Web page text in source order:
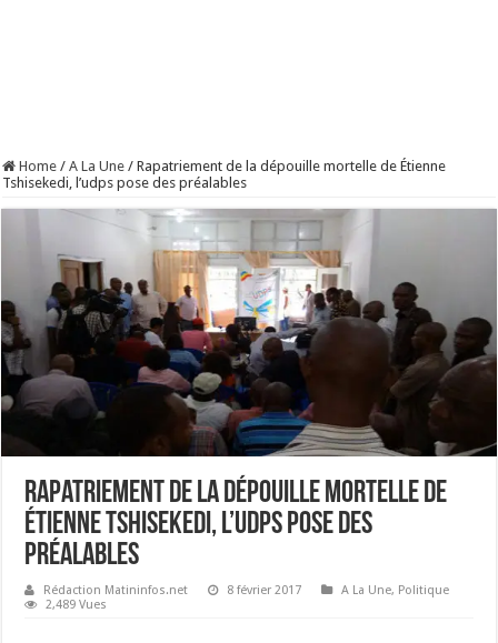
Home / A La Une / Rapatriement de la dépouille mortelle de Étienne
Tshisekedi, l’udps pose des préalables
Rapatriement de la dépouille mortelle de
Étienne Tshisekedi, l’udps pose des
préalables
Rédaction Matininfos.net 8 février 2017 A La Une, Politique
2,489 Vues